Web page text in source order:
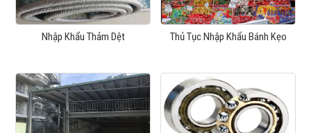
Nhập Khẩu Thảm Dệt Thủ Tục Nhập Khẩu Bánh Kẹo